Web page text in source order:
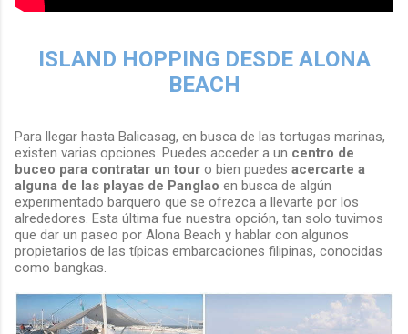
ISLAND HOPPING DESDE ALONA
BEACH
Para llegar hasta Balicasag, en busca de las tortugas marinas,
existen varias opciones. Puedes acceder a un centro de
buceo para contratar un tour o bien puedes acercarte a
alguna de las playas de Panglao en busca de algún
experimentado barquero que se ofrezca a llevarte por los
alrededores. Esta última fue nuestra opción, tan solo tuvimos
que dar un paseo por Alona Beach y hablar con algunos
propietarios de las típicas embarcaciones filipinas, conocidas
como bangkas.